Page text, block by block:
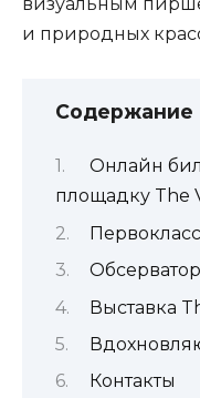
и природных
Содержание
Онлайн
площадку The
Выставка
Контакты